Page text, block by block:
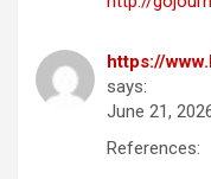
https://
says:
June 21,
References: